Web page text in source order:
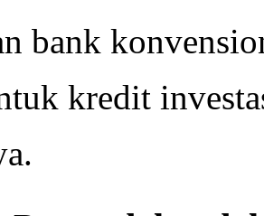
bank
kredit